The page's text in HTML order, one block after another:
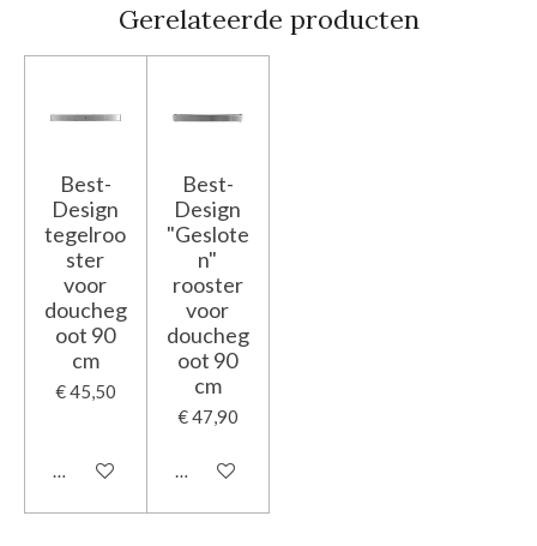
Gerelateerde producten
Best-
Design
tegelroo
ster
voor
doucheg
oot 90
cm
€ 45,50
In winkelwagen
Best-
Design
"Geslote
n"
rooster
voor
doucheg
oot 90
cm
€ 47,90
In winkelwagen